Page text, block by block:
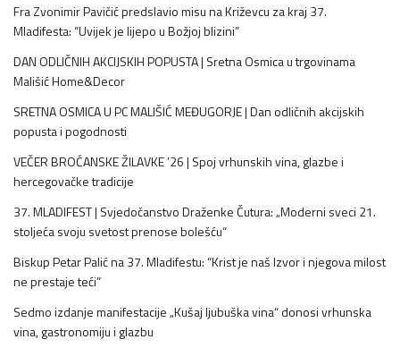
Fra Zvonimir Pavičić predslavio misu na Križevcu za kraj 37.
Mladifesta: “Uvijek je lijepo u Božjoj blizini”
DAN ODLIČNIH AKCIJSKIH POPUSTA | Sretna Osmica u trgovinama
Mališić Home&Decor
SRETNA OSMICA U PC MALIŠIĆ MEĐUGORJE | Dan odličnih akcijskih
popusta i pogodnosti
VEČER BROĆANSKE ŽILAVKE ’26 | Spoj vrhunskih vina, glazbe i
hercegovačke tradicije
37. MLADIFEST | Svjedočanstvo Draženke Čutura: „Moderni sveci 21.
stoljeća svoju svetost prenose bolešću“
Biskup Petar Palić na 37. Mladifestu: “Krist je naš Izvor i njegova milost
ne prestaje teći”
Sedmo izdanje manifestacije „Kušaj ljubuška vina“ donosi vrhunska
vina, gastronomiju i glazbu